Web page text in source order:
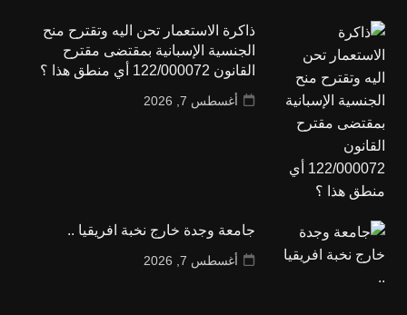
ذاكرة الاستعمار تحن اليه وتقترح منح
الجنسية الإسبانية بمقتضى مقترح
القانون 122/000072 أي منطق هذا ؟
أغسطس 7, 2026
جامعة وجدة خارج نخبة افريقيا ..
أغسطس 7, 2026